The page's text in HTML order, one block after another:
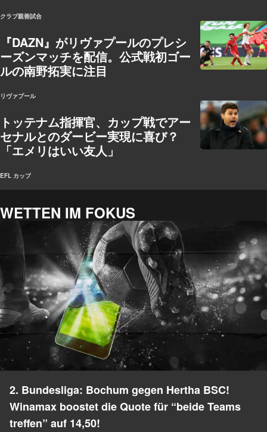
クラブ親善試合
『DAZN』がリヴァプールのプレシ
ーズンマッチを配信。公式戦初ゴー
ルの南野拓実に注目
リヴァプール
トッテナム指揮官、カップ戦でアー
セナルとのダービー実現に喜び？
「エメリはいい友人」
EFL カップ
WETTEN IM FOKUS
2. Bundesliga: Bochum gegen Hertha BSC!
Winamax boostet die Quote für “beide Teams
treffen” auf 14,50!